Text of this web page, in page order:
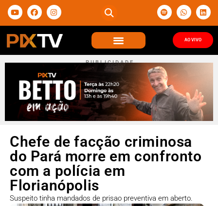
AO VIVO
P U B L I C I D A D E
Chefe de facção criminosa
do Pará morre em confronto
com a polícia em
Florianópolis
Suspeito tinha mandados de prisao preventiva em aberto.